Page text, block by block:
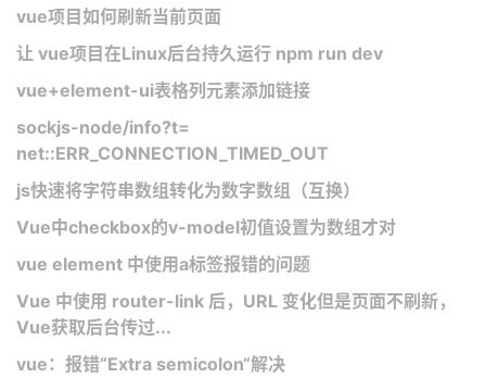
vue项目如何刷新当前页面
让 vue项目在Linux后台持久运行 npm run dev
vue+element-ui表格列元素添加链接
sockjs-node/info?t=
net::ERR_CONNECTION_TIMED_OUT
js快速将字符串数组转化为数字数组（互换）
Vue中checkbox的v-model初值设置为数组才对
vue element 中使用a标签报错的问题
Vue 中使用 router-link 后，URL 变化但是页面不刷新，
Vue获取后台传过...
vue：报错“Extra semicolon“解决